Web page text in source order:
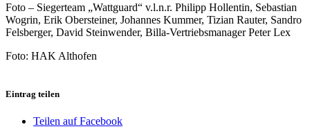
Foto – Siegerteam „Wattguard“ v.l.n.r. Philipp Hollentin, Sebastian
Wogrin, Erik Obersteiner, Johannes Kummer, Tizian Rauter, Sandro
Felsberger, David Steinwender, Billa-Vertriebsmanager Peter Lex
Foto: HAK Althofen
Eintrag teilen
Teilen auf Facebook